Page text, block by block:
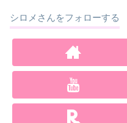
シロメさんをフォローする